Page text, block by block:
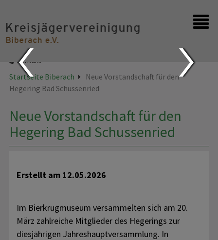
Startseite
Kontakt
Startseite Biberach
Neue Vorstandschaft für den
Hegering Bad Schussenried
Neue Vorstandschaft für den
Hegering Bad Schussenried
Erstellt am 12.05.2026
Im Bierkrugmuseum versammelten sich am 20.
März zahlreiche Mitglieder des Hegerings zur
diesjährigen Jahreshauptversammlung. In